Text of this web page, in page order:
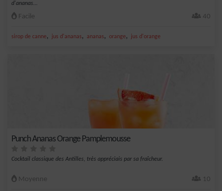
d'ananas...
Facile 40
sirop de canne, jus d'ananas, ananas, orange, jus d'orange
Punch Ananas Orange Pamplemousse
Cocktail classique des Antilles, très appréciais par sa fraîcheur.
Moyenne 10